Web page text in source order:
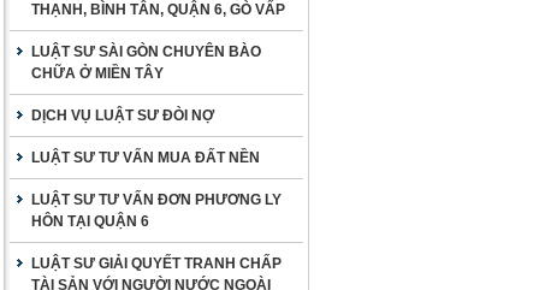
THẠNH, BÌNH TÂN, QUẬN 6, GÒ VẤP
LUẬT SƯ SÀI GÒN CHUYÊN BÀO
CHỮA Ở MIỀN TÂY
DỊCH VỤ LUẬT SƯ ĐÒI NỢ
LUẬT SƯ TƯ VẤN MUA ĐẤT NỀN
LUẬT SƯ TƯ VẤN ĐƠN PHƯƠNG LY
HÔN TẠI QUẬN 6
LUẬT SƯ GIẢI QUYẾT TRANH CHẤP
TÀI SẢN VỚI NGƯỜI NƯỚC NGOÀI